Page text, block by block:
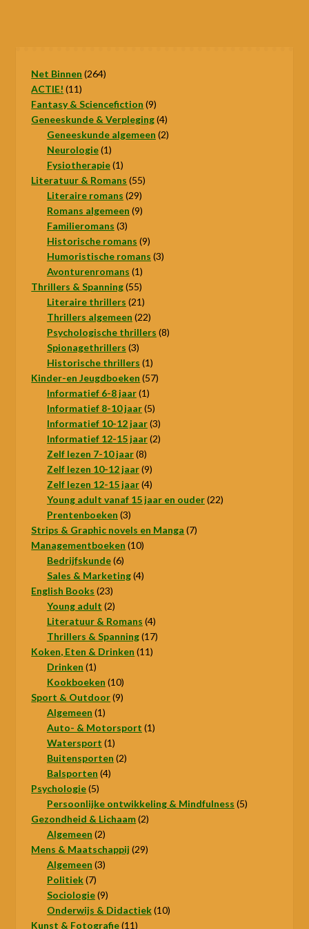
Net Binnen 264264
ACTIE! 1111
producten
Fantasy & Sciencefiction 99
producten
Geneeskunde & Verpleging 44
producten
Geneeskunde algemeen 22
Neurologie 11
product
Fysiotherapie 11
product
Literatuur & Romans 5555
Literaire romans 2929
producten
Romans algemeen 99
Familieromans 33
producten
Historische romans 99
producten
Humoristische romans 33
Avonturenromans 11
product
Thrillers & Spanning 5555
producten
Literaire thrillers 2121
producten
Thrillers algemeen 2222
producten
Psychologische thrillers 88
Spionagethrillers 33
producten
Historische thrillers 11
product
Kinder-en Jeugdboeken 5757
Informatief 6-8 jaar 11
product
Informatief 8-10 jaar 55
producten
Informatief 10-12 jaar 33
producten
Informatief 12-15 jaar 22
Zelf lezen 7-10 jaar 88
producten
Zelf lezen 10-12 jaar 99
producten
Zelf lezen 12-15 jaar 44
producten
Young adult vanaf 15 jaar en ouder 2222
Prentenboeken 33
producten
Strips & Graphic novels en Manga 77
Managementboeken 1010
Bedrijfskunde 66
producten
Sales & Marketing 44
English Books 2323
producten
Young adult 22
producten
Literatuur & Romans 44
producten
Thrillers & Spanning 1717
Koken, Eten & Drinken 1111
Drinken 11
product
Kookboeken 1010
producten
Sport & Outdoor 99
Algemeen 11
product
Auto- & Motorsport 11
Watersport 11
product
Buitensporten 22
Balsporten 44
Psychologie 55
producten
Persoonlijke ontwikkeling & Mindfulness 55
Gezondheid & Lichaam 22
Algemeen 22
producten
Mens & Maatschappij 2929
Algemeen 33
Politiek 77
producten
Sociologie 99
producten
Onderwijs & Didactiek 1010
Kunst & Fotografie 1111